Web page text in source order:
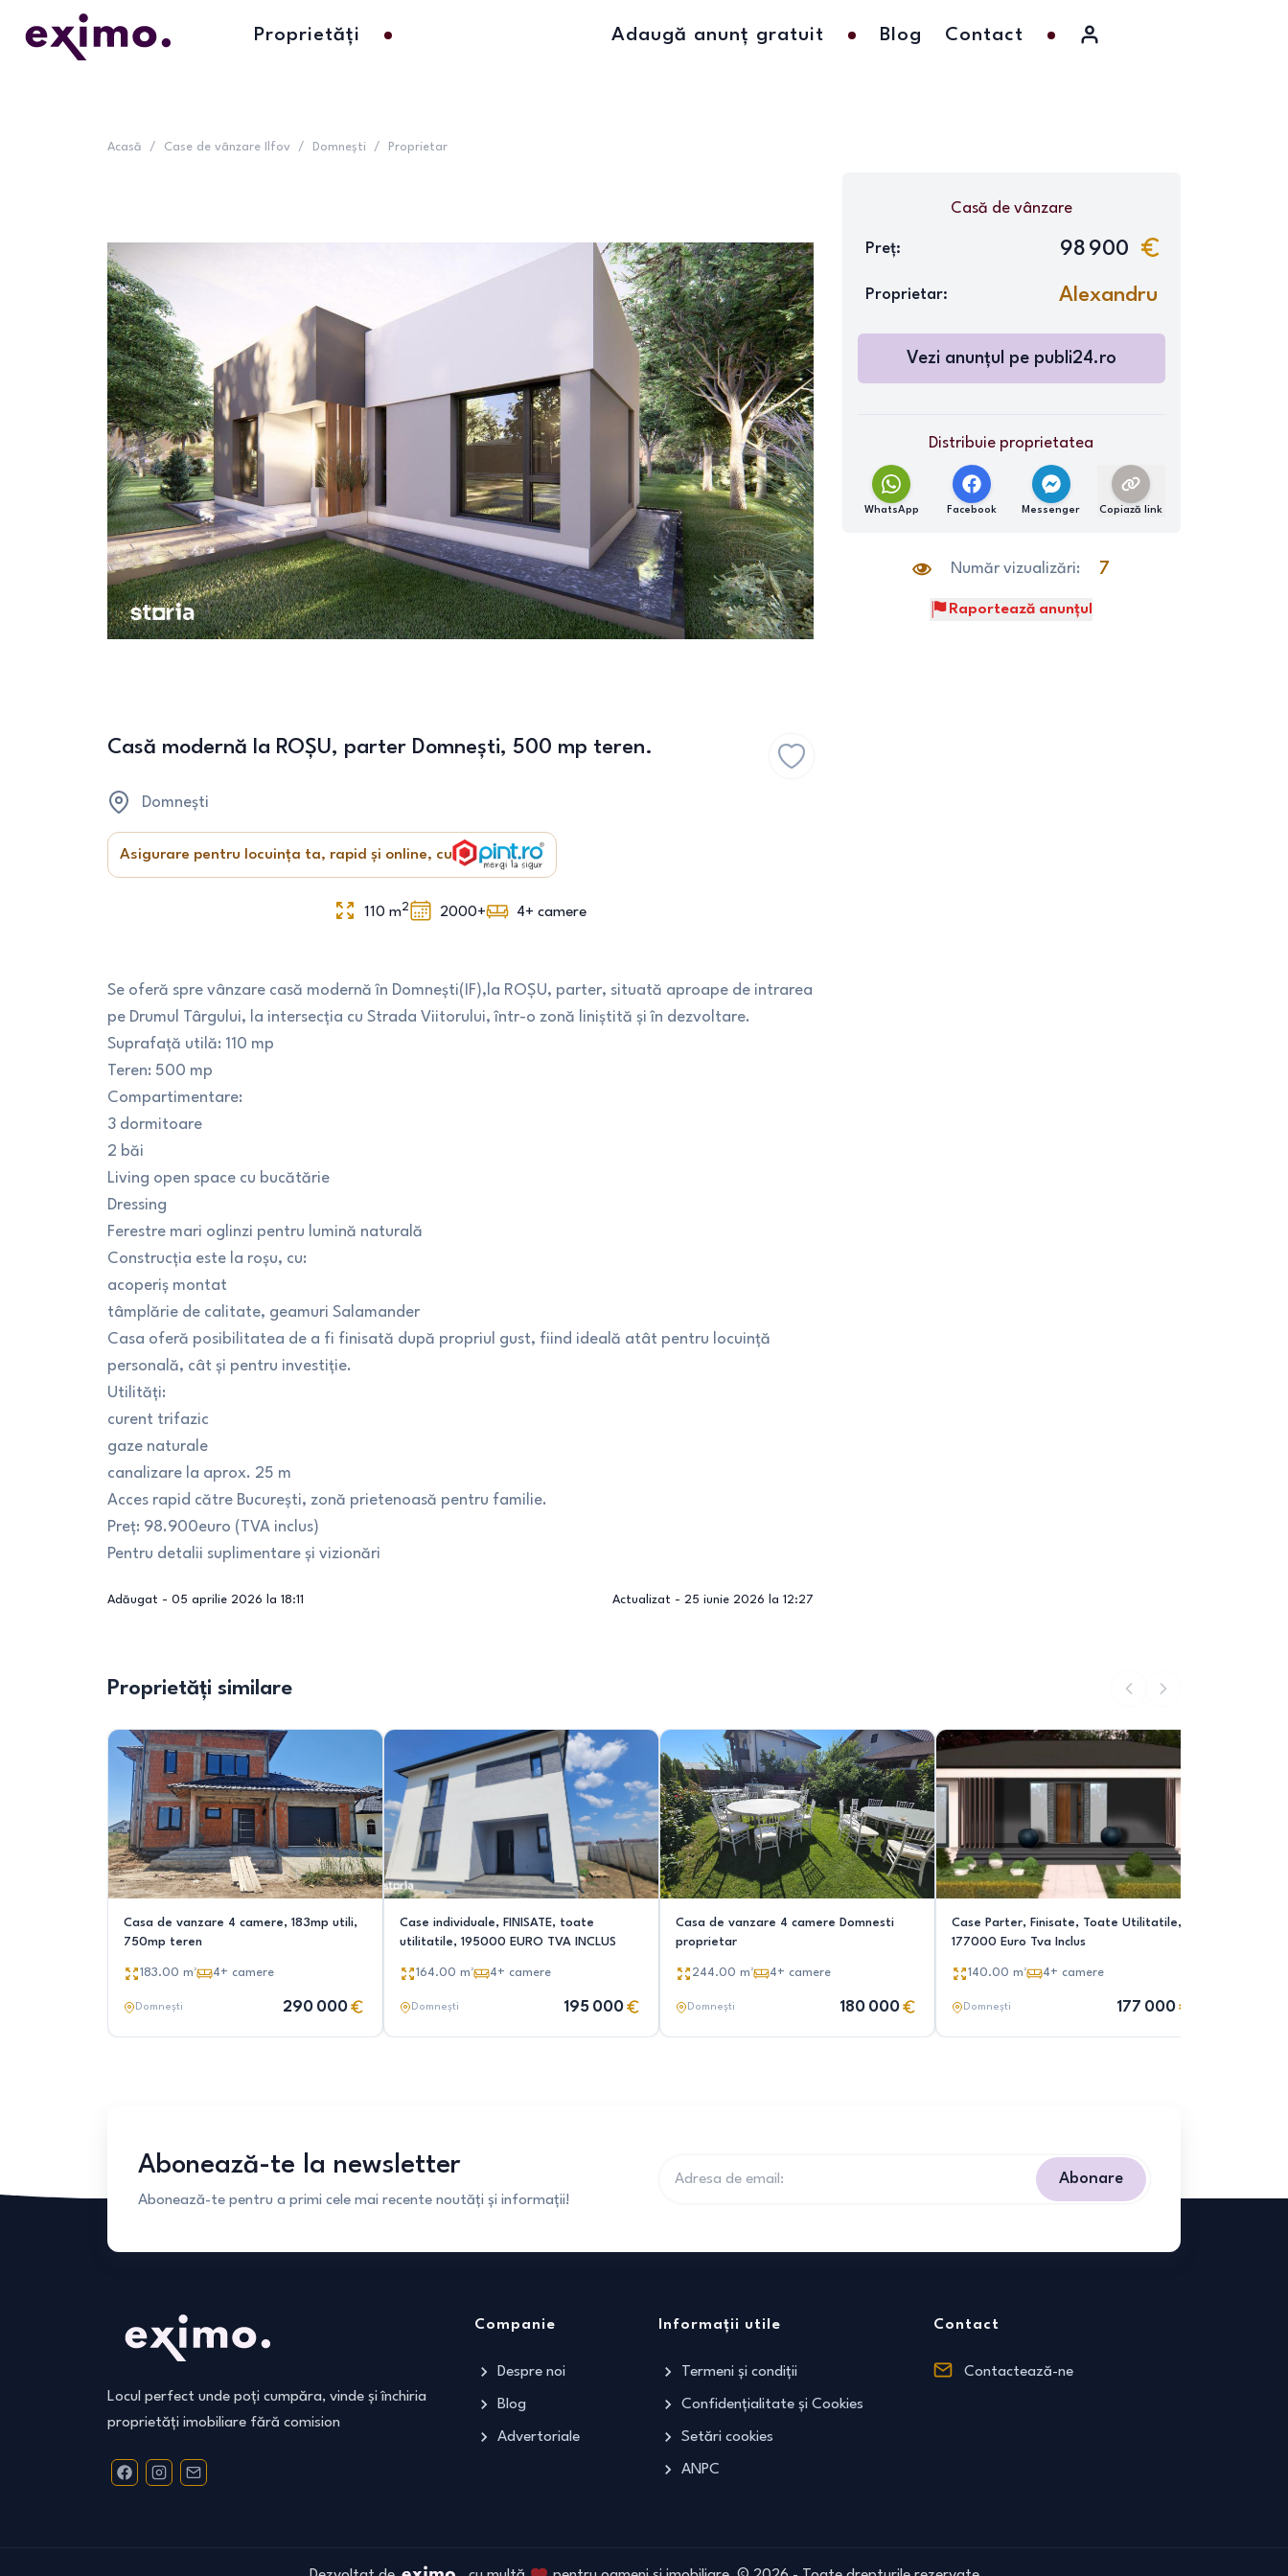
Proprietăți Adaugă anunț gratuit Blog Contact
Acasă / Case de vânzare Ilfov / Domnești / Proprietar
Casă modernă la ROȘU, parter Domnești, 500 mp teren.
Domnești
Asigurare pentru locuința ta, rapid și online, cu
110 m2 2000+ 4+ camere
Se oferă spre vânzare casă modernă în Domnești(IF),la ROȘU, parter, situată aproape de intrarea
pe Drumul Târgului, la intersecția cu Strada Viitorului, într-o zonă liniștită și în dezvoltare.
Suprafață utilă: 110 mp
Teren: 500 mp
Compartimentare:
3 dormitoare
2 băi
Living open space cu bucătărie
Dressing
Ferestre mari oglinzi pentru lumină naturală
Construcția este la roșu, cu:
acoperiș montat
tâmplărie de calitate, geamuri Salamander
Casa oferă posibilitatea de a fi finisată după propriul gust, fiind ideală atât pentru locuință
personală, cât și pentru investiție.
Utilități:
curent trifazic
gaze naturale
canalizare la aprox. 25 m
Acces rapid către București, zonă prietenoasă pentru familie.
Preț: 98.900euro (TVA inclus)
Pentru detalii suplimentare și vizionări
Adăugat - 05 aprilie 2026 la 18:11 Actualizat - 25 iunie 2026 la 12:27
Casă de vânzare
Preț: 98 900
Proprietar: Alexandru
Vezi anunțul pe publi24.ro
Distribuie proprietatea
WhatsApp Facebook Messenger Copiază link
Număr vizualizări: 7
Raportează anunțul
Proprietăți similare
Casa de vanzare 4 camere, 183mp utili,
750mp teren
183.00 m² 4+ camere
Domnești 290 000
Case individuale, FINISATE, toate
utilitatile, 195000 EURO TVA INCLUS
164.00 m² 4+ camere
Domnești 195 000
Casa de vanzare 4 camere Domnesti
proprietar
244.00 m² 4+ camere
Domnești 180 000
Case Parter, Finisate, Toate Utilitatile,
177000 Euro Tva Inclus
140.00 m² 4+ camere
Domnești 177 000
Abonează-te la newsletter
Abonează-te pentru a primi cele mai recente noutăți și informații!
Abonare
Locul perfect unde poți cumpăra, vinde și închiria
proprietăți imobiliare fără comision
Companie
Despre noi
Blog
Advertoriale
Informații utile
Termeni și condiții
Confidențialitate și Cookies
Setări cookies
ANPC
Contact
Contactează-ne